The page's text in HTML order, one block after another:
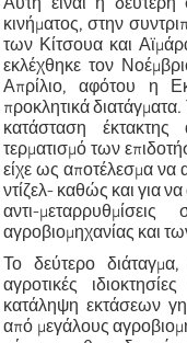
κινήματος, στην
των Κίτσουα και
εκλέχθηκε τον
Απρίλιο, αφότου η
προκλητικά
κατάσταση
τερματισμό των
είχε ως αποτέλεσμα να
ντίζελ- καθώς και για
αντι-
αγροβιομηχανίας και
Το δεύτερο
αγροτικές
κατάληψη εκτάσεων
από μεγάλους